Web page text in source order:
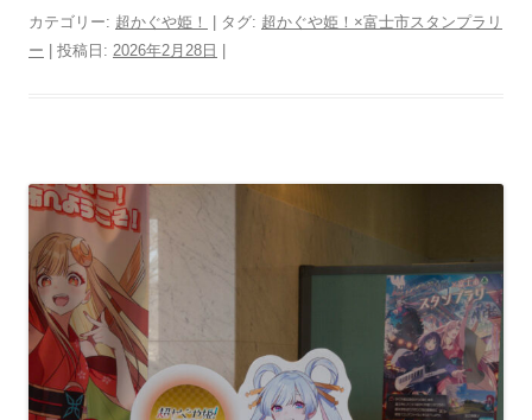
カテゴリー: 超かぐや姫！ | タグ: 超かぐや姫！×富士市スタンプラリ
ー | 投稿日: 2026年2月28日 |